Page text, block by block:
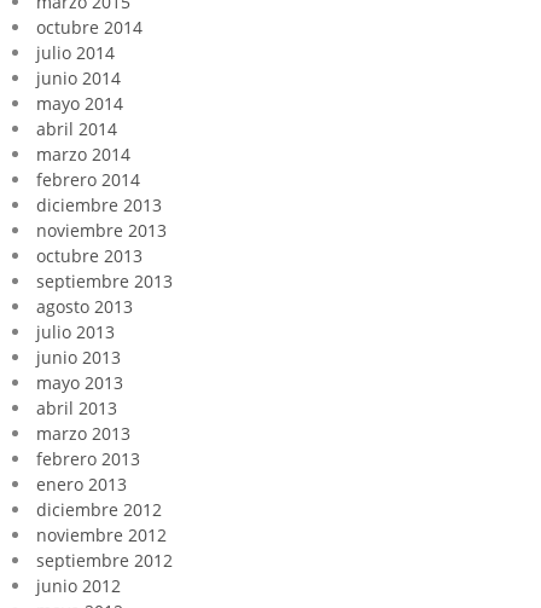
octubre 2014
julio 2014
junio 2014
mayo 2014
abril 2014
marzo 2014
febrero 2014
diciembre 2013
noviembre 2013
octubre 2013
septiembre 2013
agosto 2013
julio 2013
junio 2013
mayo 2013
abril 2013
marzo 2013
febrero 2013
enero 2013
diciembre 2012
noviembre 2012
septiembre 2012
junio 2012